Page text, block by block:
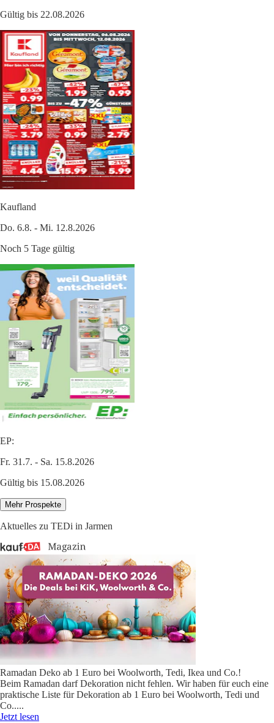
Gültig bis 22.08.2026
Kaufland
Do. 6.8. - Mi. 12.8.2026
Noch 5 Tage gültig
EP:
Fr. 31.7. - Sa. 15.8.2026
Gültig bis 15.08.2026
Mehr Prospekte
Aktuelles zu TEDi in Jarmen
Ramadan Deko ab 1 Euro bei Woolworth, Tedi, Ikea und Co.!
Beim Ramadan darf Dekoration nicht fehlen. Wir haben für euch eine
praktische Liste für Dekoration ab 1 Euro bei Woolworth, Tedi und
Co.....
Jetzt lesen